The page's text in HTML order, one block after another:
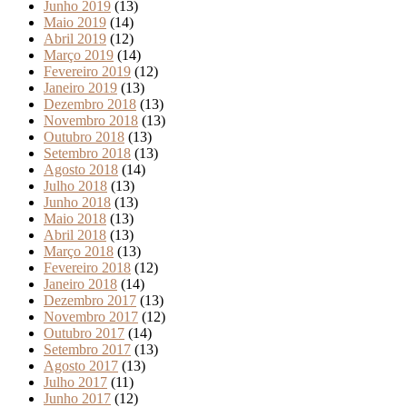
Junho 2019 (13)
Maio 2019 (14)
Abril 2019 (12)
Março 2019 (14)
Fevereiro 2019 (12)
Janeiro 2019 (13)
Dezembro 2018 (13)
Novembro 2018 (13)
Outubro 2018 (13)
Setembro 2018 (13)
Agosto 2018 (14)
Julho 2018 (13)
Junho 2018 (13)
Maio 2018 (13)
Abril 2018 (13)
Março 2018 (13)
Fevereiro 2018 (12)
Janeiro 2018 (14)
Dezembro 2017 (13)
Novembro 2017 (12)
Outubro 2017 (14)
Setembro 2017 (13)
Agosto 2017 (13)
Julho 2017 (11)
Junho 2017 (12)